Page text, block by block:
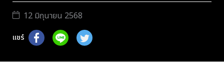
12 มิถุนายน 2568
แชร์